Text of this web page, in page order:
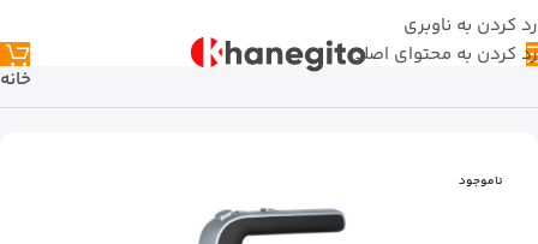
رد کردن به ناوبری
رد کردن به محتوای اصلی
خانه
ناموجود